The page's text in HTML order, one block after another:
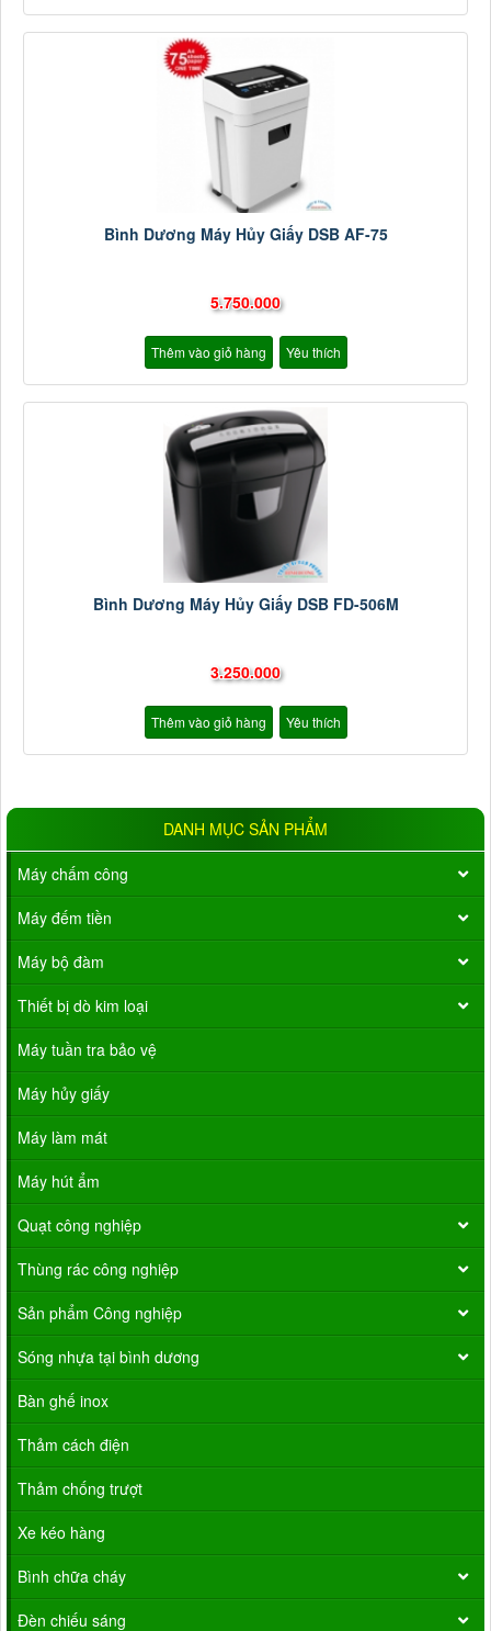
Bình Dương Máy Hủy Giấy DSB AF-75
5.750.000
Thêm vào giỏ hàng Yêu thích
Bình Dương Máy Hủy Giấy DSB FD-506M
3.250.000
Thêm vào giỏ hàng Yêu thích
DANH MỤC SẢN PHẨM
Máy chấm công
Máy đếm tiền
Máy bộ đàm
Thiết bị dò kim loại
Máy tuần tra bảo vệ
Máy hủy giấy
Máy làm mát
Máy hút ẩm
Quạt công nghiệp
Thùng rác công nghiệp
Sản phẩm Công nghiệp
Sóng nhựa tại bình dương
Bàn ghế inox
Thảm cách điện
Thảm chống trượt
Xe kéo hàng
Bình chữa cháy
Đèn chiếu sáng